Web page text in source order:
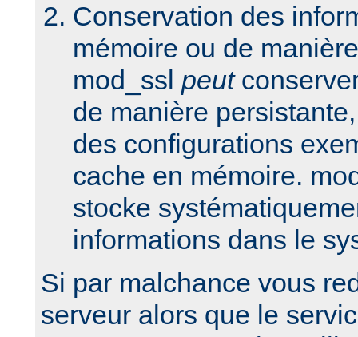
Conservation des
mémoire ou de
mod_ssl peut
de manière
des configurations
cache en mémoire.
stocke
informations dans le
Si par malchance vous
serveur alors que le